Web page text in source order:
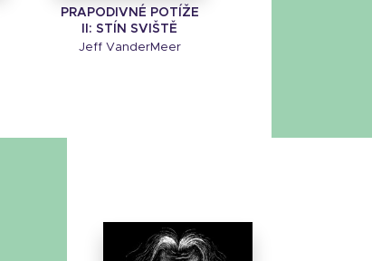
PRAPODIVNÉ POTÍŽE
II: STÍN SVIŠTĚ
Jeff VanderMeer